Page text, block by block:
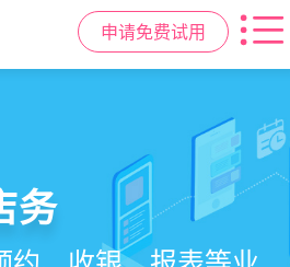
申请免费试用
理系统
务
客